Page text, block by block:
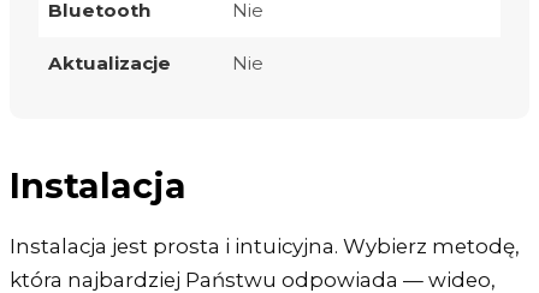
Bluetooth Nie
Aktualizacje Nie
Instalacja
Instalacja jest prosta i intuicyjna. Wybierz metodę,
która najbardziej Państwu odpowiada — wideo,